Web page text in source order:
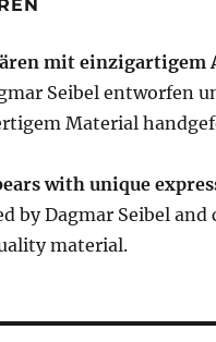
mit einzigartigem
Seibel entworfen
Material
with unique
by Dagmar Seibel
material.